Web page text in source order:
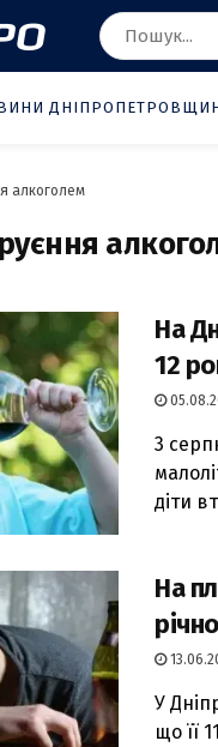
алкоголем
На
12
3
діти
На
У
що її